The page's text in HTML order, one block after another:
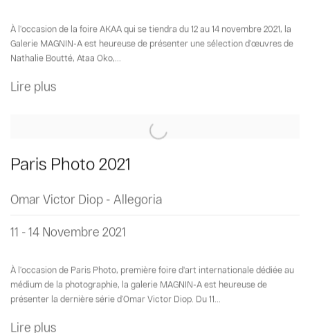
À l’occasion de la foire AKAA qui se tiendra du 12 au 14 novembre 2021, la
Galerie MAGNIN-A est heureuse de présenter une sélection d’œuvres de
Nathalie Boutté, Ataa Oko,...
Lire plus
Paris Photo 2021
Omar Victor Diop - Allegoria
11 - 14 Novembre 2021
À l’occasion de Paris Photo, première foire d'art internationale dédiée au
médium de la photographie, la galerie MAGNIN-A est heureuse de
présenter la dernière série d’Omar Victor Diop. Du 11...
Lire plus